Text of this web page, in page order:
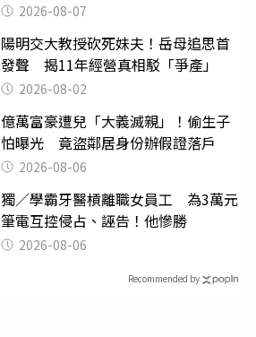
2026-08-07
陽明交大教授砍死妹夫！岳母追思首
發聲 揭11年經營真相駁「爭產」
2026-08-02
億萬富豪遭兒「大義滅親」！偷生子
怕曝光 竟盜鄰居身份辦假證落戶
2026-08-06
獨／學霸牙醫槓離職女員工 為3萬元
筆電互控侵占、誣告！他慘勝
2026-08-06
Recommended by